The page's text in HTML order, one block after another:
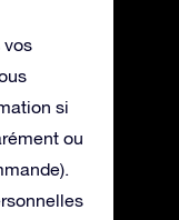
vos
si
ou